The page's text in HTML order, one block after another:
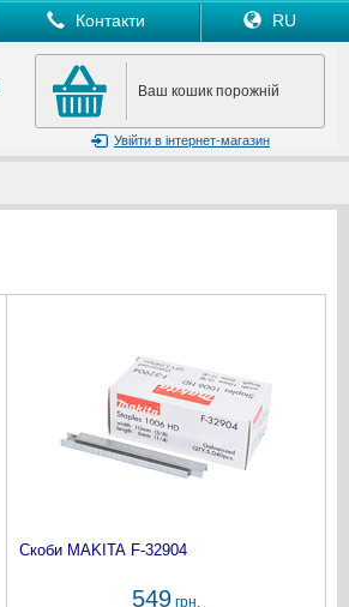
Контакти RU
Ваш кошик порожній
Увійти в інтернет-магазин
Скоби MAKITA F-32904
549 грн.